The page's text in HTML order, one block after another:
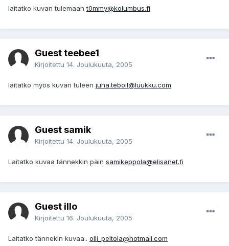
laitatko kuvan tulemaant0mmy@kolumbus.fi
Guest teebee1
Kirjoitettu 14. Joulukuuta, 2005
laitatko myös kuvan tuleen juha.teboil@luukku.com
Guest samik
Kirjoitettu 14. Joulukuuta, 2005
Laitatko kuvaa tännekkin päin samikeppola@elisanet.fi
Guest illo
Kirjoitettu 16. Joulukuuta, 2005
Laitatko tännekin kuvaa.. olli_peltola@hotmail.com